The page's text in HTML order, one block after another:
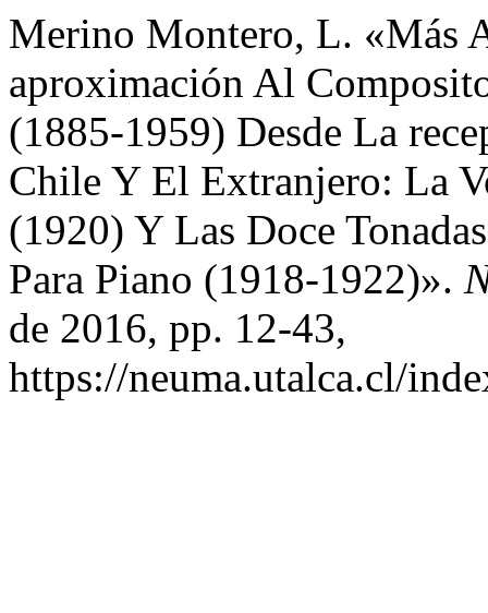
Merino Montero, L. «Más
aproximación Al
(1885-1959) Desde La
Chile Y El Extranjero: La
(1920) Y Las Doce
Para Piano (1918-1922)».
de 2016, pp. 12-43,
https://neuma.utalca.cl/